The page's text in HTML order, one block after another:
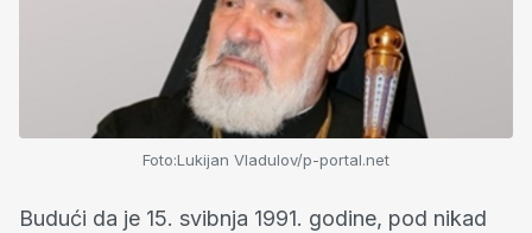
Foto:Lukijan Vladulov/p-portal.net
Budući da je 15. svibnja 1991. godine, pod nikad